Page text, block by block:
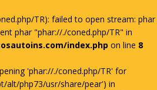
TR): failed to open stream: phar
phar "phar://./coned.php/TR" in
index.php on line 8
'phar://./coned.php/TR' for
alt/php73/usr/share/pear') in